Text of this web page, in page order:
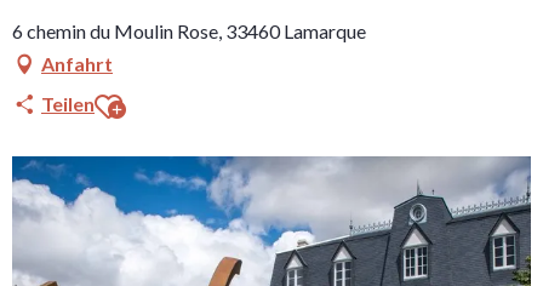
6 chemin du Moulin Rose, 33460 Lamarque
Anfahrt
TeilenAjouter aux favoris